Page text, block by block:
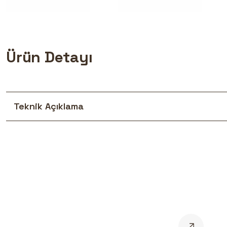
Ürün Detayı
Teknik Açıklama